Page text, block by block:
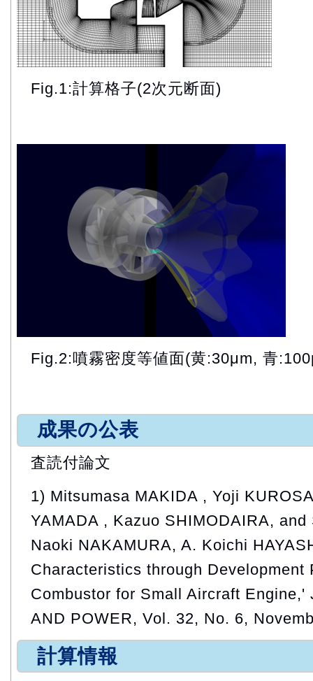
Fig.1:計算格子(2次元断面)
Fig.2:噴霧密度等値面(黄:30μm, 青
成果の公表
査読付論文
1) Mitsumasa MAKIDA , Yoji
YAMADA , Kazuo SHIMODAIRA,
Naoki NAKAMURA, A. Koichi
Characteristics through Development
Combustor for Small Aircraft Engine,'
AND POWER, Vol. 32, No. 6,
計算情報